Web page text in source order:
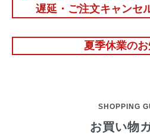
遅延・ご注文キャンセ
夏季休業の
SHOPPING
お買い物